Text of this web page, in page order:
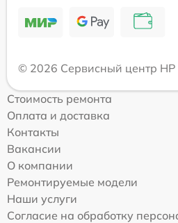
© 2026 Сервисный центр HP
Стоимость ремонта
Оплата и доставка
Контакты
Вакансии
О компании
Ремонтируемые модели
Наши услуги
Согласие на обработку